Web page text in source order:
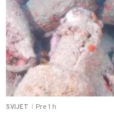
SVIJET Pre 1 h